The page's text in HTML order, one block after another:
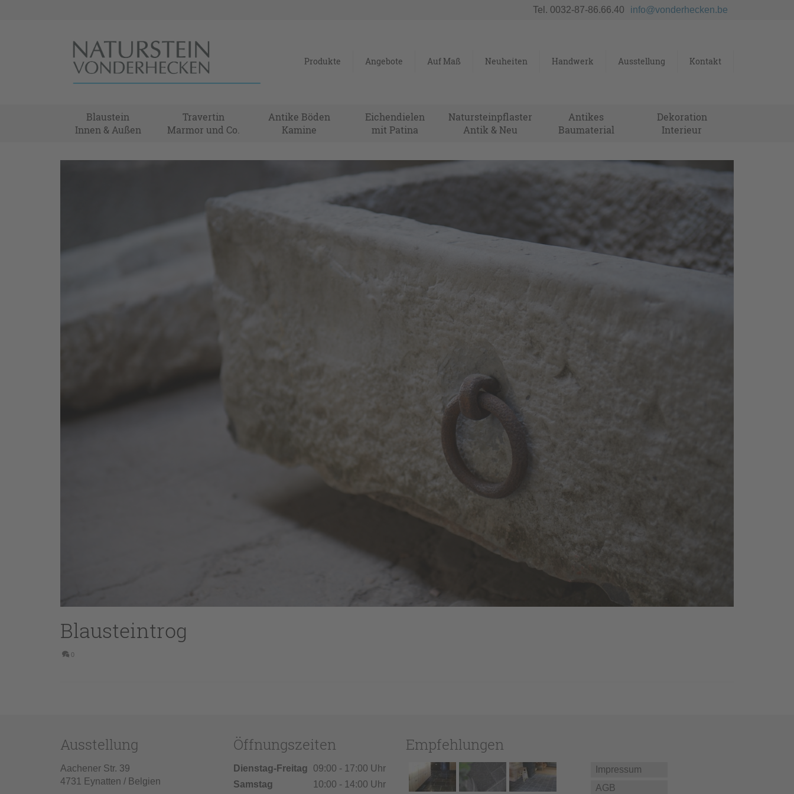
Tel. 0032-87-86.66.40 info@vonderhecken.be
Produkte Angebote Auf Maß Neuheiten Handwerk Ausstellung Kontakt
Blaustein
Innen & Außen
Travertin
Marmor und Co.
Antike Böden
Kamine
Eichendielen
mit Patina
Natursteinpflaster
Antik & Neu
Antikes
Baumaterial
Dekoration
Interieur
Blausteintrog
0
Ausstellung
Aachener Str. 39
4731 Eynatten / Belgien
Öffnungszeiten
Dienstag-Freitag
09:00 - 17:00 Uhr
Samstag
10:00 - 14:00 Uhr
Empfehlungen
Impressum
AGB